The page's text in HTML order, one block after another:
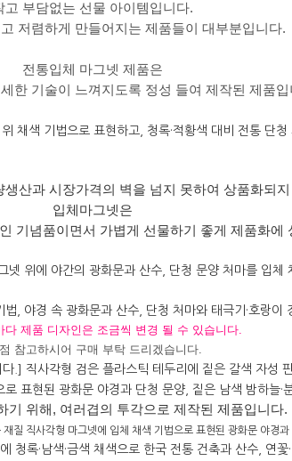
고 부담없는 선물 아이템입니다.
저렴하게 만들어지는 제품들이 대부분입니다.
전통입체 마그넷 제품은
한 기술이 느껴지도록 정성 들여 제작된 제품입
생산과 시장가격의 벽을 넘지 못하여 상품화되
입체마그넷은
기념품이면서 가볍게 선물하기 좋게 제품화에
제품 디자인은 조금씩 변경 될 수 있습니다.
참고하시어 구매 부탁 드리겠습니다.
기 위해, 여러겹의 투각으로 제작된 제품입니다.